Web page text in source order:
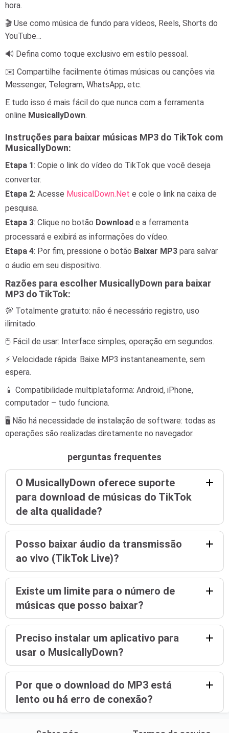
hora.
🎬 Use como música de fundo para vídeos, Reels, Shorts do
YouTube…
🔊 Defina como toque exclusivo em estilo pessoal.
✉️ Compartilhe facilmente ótimas músicas ou canções via
Messenger, Telegram, WhatsApp, etc.
E tudo isso é mais fácil do que nunca com a ferramenta
online MusicallyDown.
Instruções para baixar músicas MP3 do TikTok com
MusicallyDown:
Etapa 1: Copie o link do vídeo do TikTok que você deseja
converter.
Etapa 2: Acesse MusicalDown.Net e cole o link na caixa de
pesquisa.
Etapa 3: Clique no botão Download e a ferramenta
processará e exibirá as informações do vídeo.
Etapa 4: Por fim, pressione o botão Baixar MP3 para salvar
o áudio em seu dispositivo.
Razões para escolher MusicallyDown para baixar
MP3 do TikTok:
💯 Totalmente gratuito: não é necessário registro, uso
ilimitado.
🖱️ Fácil de usar: Interface simples, operação em segundos.
⚡ Velocidade rápida: Baixe MP3 instantaneamente, sem
espera.
📱 Compatibilidade multiplataforma: Android, iPhone,
computador – tudo funciona.
🖥️ Não há necessidade de instalação de software: todas as
operações são realizadas diretamente no navegador.
perguntas frequentes
O MusicallyDown oferece suporte
para download de músicas do TikTok
de alta qualidade?
Posso baixar áudio da transmissão
ao vivo (TikTok Live)?
Existe um limite para o número de
músicas que posso baixar?
Preciso instalar um aplicativo para
usar o MusicallyDown?
Por que o download do MP3 está
lento ou há erro de conexão?